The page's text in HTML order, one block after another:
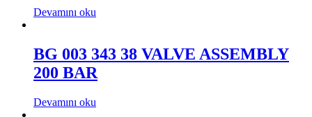
Devamını oku
BG 003 343 38 VALVE ASSEMBLY
200 BAR
Devamını oku